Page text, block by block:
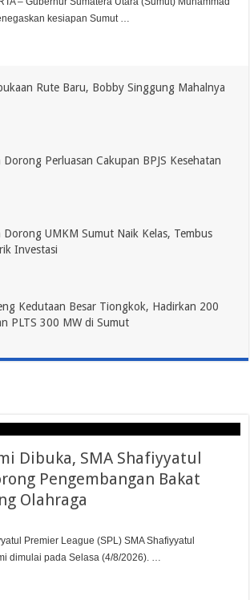
kesiapan Sumut …
Rute Baru, Bobby Singgung Mahalnya
Perluasan Cakupan BPJS Kesehatan
UMKM Sumut Naik Kelas, Tembus
Investasi
Kedutaan Besar Tiongkok, Hadirkan 200
PLTS 300 MW di Sumut
Dibuka, SMA Shafiyyatul
Pengembangan Bakat
Olahraga
Premier League (SPL) SMA Shafiyyatul
dimulai pada Selasa (4/8/2026). …